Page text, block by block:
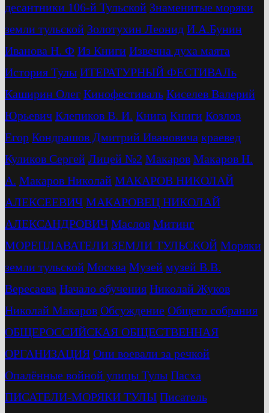
десантники 106-й Тульской Знаменитые моряки
земли тульской Золотухин Леонид И.А.Бунин
Иванова Н. Ф Из Книги Извечна духа маята
История Тулы ИТЕРАТУРНЫЙ ФЕСТИВАЛь
Каширин Олег Кинофестиваль Киселев Валерий
Юрьевич Клепиков В. И. Книга Книги Козлов
Егор Кондрашов Дмитрий Ивановича краевед
Куликов Сергей Лицей №2 Макаров Макаров Н.
А. Макаров Николай МАКАРОВ НИКОЛАЙ
АЛЕКСЕЕВИЧ МАКАРОВЕЦ НИКОЛАЙ
АЛЕКСАНДРОВИЧ Маслов Митинг
МОРЕПЛАВАТЕЛИ ЗЕМЛИ ТУЛЬСКОЙ Моряки
земли тульской Москва Музей музей В.В.
Вересаева Начало обучения Николай Жуков
Николай Макаров Обсуждение Общего собрания
ОБЩЕРОССИЙСКАЯ ОБЩЕСТВЕННАЯ
ОРГАНИЗАЦИЯ Они воевали за речкой
Опалённые войной улицы Тулы Пасха
ПИСАТЕЛИ-МОРЯКИ ТУЛЫ Писатель